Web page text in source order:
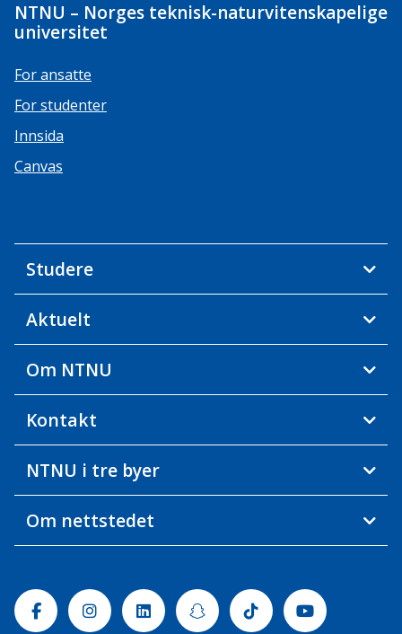
NTNU – Norges teknisk-naturvitenskapelige
universitet
For ansatte
For studenter
Innsida
Canvas
Studere
Aktuelt
Om NTNU
Kontakt
NTNU i tre byer
Om nettstedet
FacebookInstagramLinkedinSnapchatTiktok Youtube